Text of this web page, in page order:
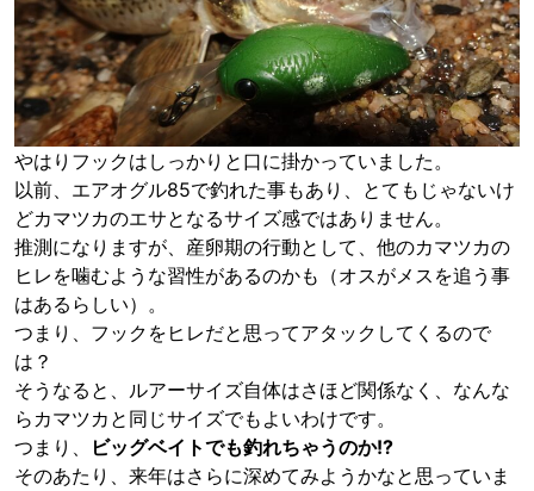
やはりフックはしっかりと口に掛かっていました。
以前、エアオグル85で釣れた事もあり、とてもじゃないけ
どカマツカのエサとなるサイズ感ではありません。
推測になりますが、産卵期の行動として、他のカマツカの
ヒレを噛むような習性があるのかも（オスがメスを追う事
はあるらしい）。
つまり、フックをヒレだと思ってアタックしてくるので
は？
そうなると、ルアーサイズ自体はさほど関係なく、なんな
らカマツカと同じサイズでもよいわけです。
つまり、
ビッグベイトでも釣れちゃうのか!?
そのあたり、来年はさらに深めてみようかなと思っていま